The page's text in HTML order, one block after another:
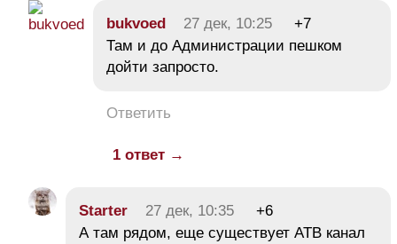
bukvoed 27 дек, 10:25
+7
Там и до Администрации пешком
дойти запросто.
Ответить
1 ответ →
Starter 27 дек, 10:35
+6
А там рядом, еще существует АТВ канал